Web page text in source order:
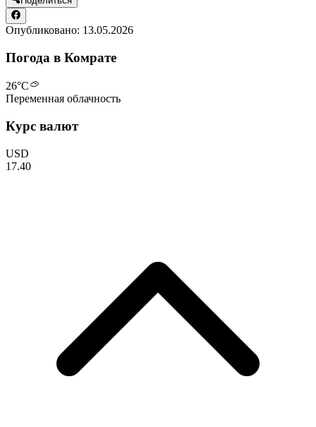
Опубликовано: 13.05.2026
Погода в Комрате
26°C
Переменная облачность
Курс валют
USD
17.40